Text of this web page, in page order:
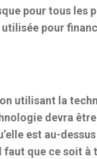
pour tous les
pour
utilisant la
devra être
est au-
faut que ce soit à